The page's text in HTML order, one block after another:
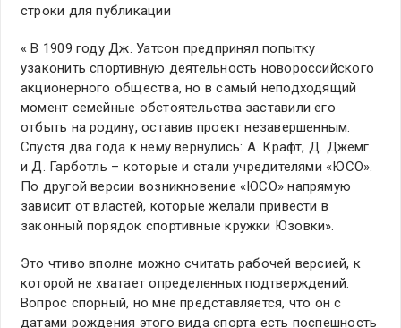
строки для публикации
« В 1909 году Дж. Уатсон предпринял попытку
узаконить спортивную деятельность новороссийского
акционерного общества, но в самый неподходящий
момент семейные обстоятельства заставили его
отбыть на родину, оставив проект незавершенным.
Спустя два года к нему вернулись: А. Крафт, Д. Джемг
и Д. Гарботль – которые и стали учредителями «ЮСО».
По другой версии возникновение «ЮСО» напрямую
зависит от властей, которые желали привести в
законный порядок спортивные кружки Юзовки».
Это чтиво вполне можно считать рабочей версией, к
которой не хватает определенных подтверждений.
Вопрос спорный, но мне представляется, что он с
датами рождения этого вида спорта есть поспешность